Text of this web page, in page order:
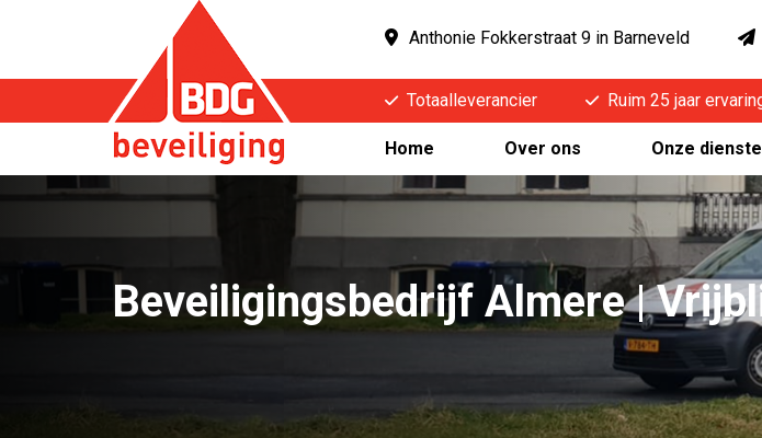
Anthonie Fokkerstraat 9 in Barneveld
Totaalleverancier Ruim 25 jaar
Home Over ons Onze
Beveiligingsbedrijf Almere |